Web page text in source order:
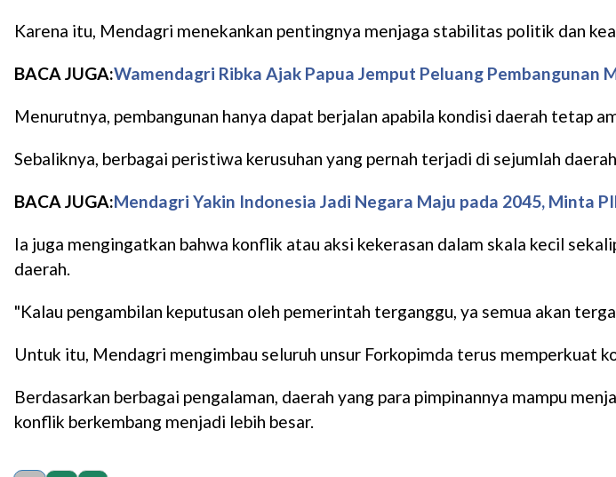
Karena itu, Mendagri menekankan pentingnya menjaga stabilitas politik dan
BACA JUGA:Wamendagri Ribka Ajak Papua Jemput Peluang Pembangunan
Menurutnya, pembangunan hanya dapat berjalan apabila kondisi daerah tetap
Sebaliknya, berbagai peristiwa kerusuhan yang pernah terjadi di sejumlah
BACA JUGA:Mendagri Yakin Indonesia Jadi Negara Maju pada 2045, Minta
Ia juga mengingatkan bahwa konflik atau aksi kekerasan dalam skala kecil
daerah.
"Kalau pengambilan keputusan oleh pemerintah terganggu, ya semua akan
Untuk itu, Mendagri mengimbau seluruh unsur Forkopimda terus memperkuat
Berdasarkan berbagai pengalaman, daerah yang para pimpinannya mampu
konflik berkembang menjadi lebih besar.